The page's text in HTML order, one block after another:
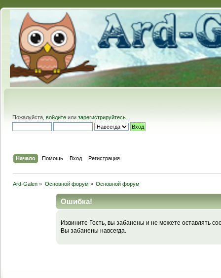
Пожалуйста, войдите или зарегистрируйтесь
Начало Помощь Вход Регистрация
Ard-Galen » Основной форум » Основной форум
Ошибка!
Извините Гость, вы забанены и не можете оставлять
Вы забанены навсегда.